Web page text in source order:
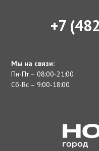
+7
Мы на связи:
Пн-Пт – 08:00-21:00
Сб-Вс – 9:00-18:00